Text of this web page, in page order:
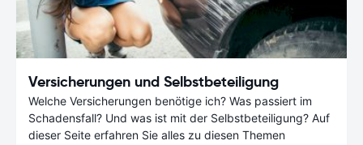
Versicherungen und Selbstbeteiligung
Welche Versicherungen benötige ich? Was passiert im
Schadensfall? Und was ist mit der Selbstbeteiligung? Auf
dieser Seite erfahren Sie alles zu diesen Themen